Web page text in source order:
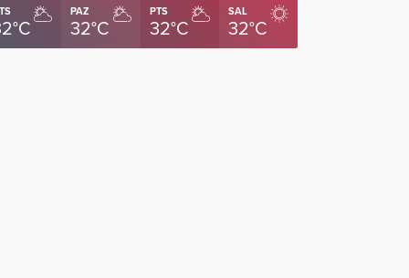
PAZ
32°C
PTS
32°C
SAL
32°C